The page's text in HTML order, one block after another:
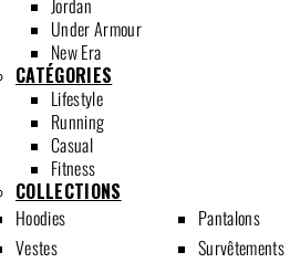
Jordan
Under Armour
New Era
CATÉGORIES
Lifestyle
Running
Casual
Fitness
COLLECTIONS
Hoodies
Pantalons
Vestes
Survêtements